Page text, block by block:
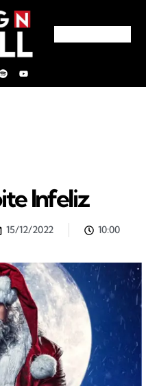
Infeliz
15/12/2022 10:00